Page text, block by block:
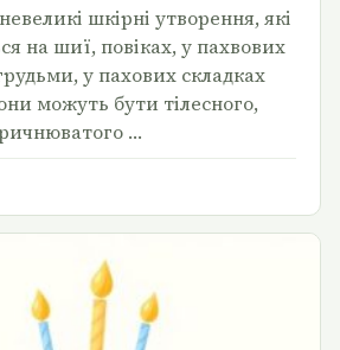
шкірні утворення, які
на шиї, повіках, у пахвових
у пахових складках
можуть бути тілесного,
…